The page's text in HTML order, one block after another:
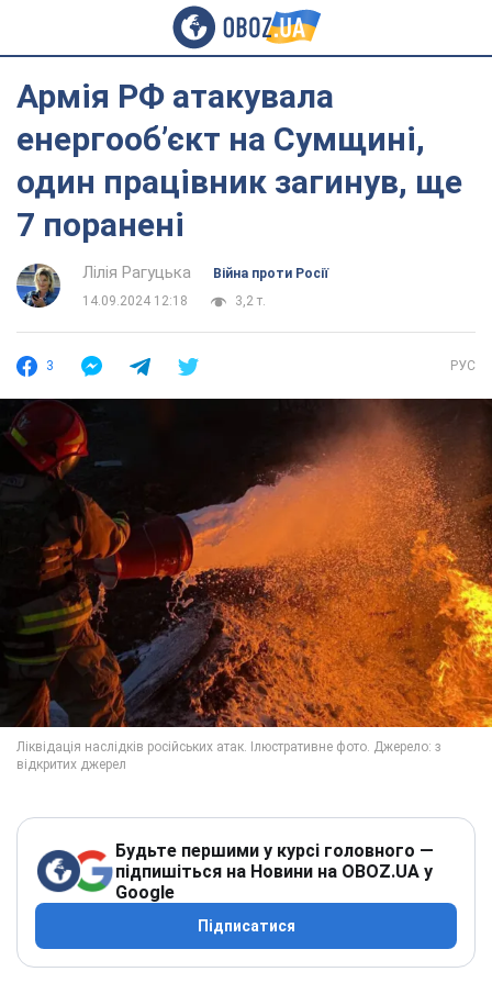
Армія РФ атакувала
енергообʼєкт на Сумщині,
один працівник загинув, ще
7 поранені
Лілія Рагуцька
Війна проти Росії
14.09.2024 12:18
3,2 т.
3 РУС
Будьте першими у курсі головного —
підпишіться на Новини на OBOZ.UA у
Google
Підписатися